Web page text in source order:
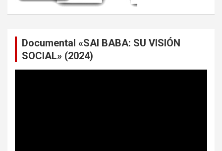
Documental «SAI BABA: SU VISIÓN
SOCIAL» (2024)